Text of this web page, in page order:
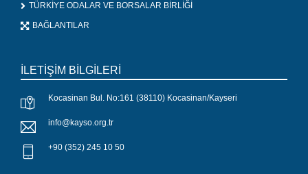
TÜRKİYE ODALAR VE BORSALAR BİRLİĞİ
BAĞLANTILAR
İLETİŞİM BİLGİLERİ
Kocasinan Bul. No:161 (38110) Kocasinan/Kayseri
info@kayso.org.tr
+90 (352) 245 10 50